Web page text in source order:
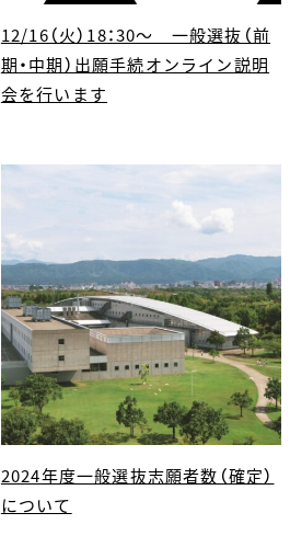
12/16（火）18：30～ 一般選抜（前
期・中期）出願手続オンライン説明
会を行います
2024年度一般選抜志願者数（確定）
について